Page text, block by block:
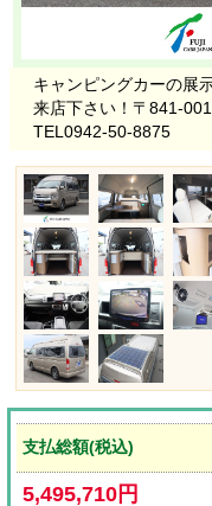
キャンピングカーの展
来店下さい！〒841-
TEL0942-50-8875
支払総額(税込)
5,495,710円